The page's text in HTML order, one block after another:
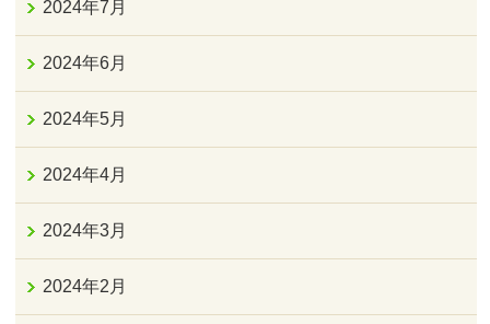
2024年7月
2024年6月
2024年5月
2024年4月
2024年3月
2024年2月